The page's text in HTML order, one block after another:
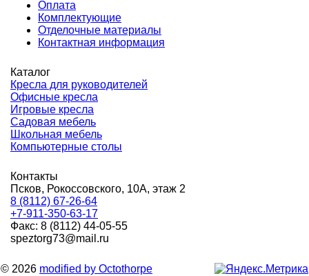
Оплата
Комплектующие
Отделочные материалы
Контактная информация
Каталог
Кресла для руководителей
Офисные кресла
Игровые кресла
Садовая мебель
Школьная мебель
Компьютерные столы
Контакты
Псков, Рокоссовского, 10А, этаж 2
8 (8112) 67-26-64
+7-911-350-63-17
Факс: 8 (8112) 44-05-55
speztorg73@mail.ru
© 2026 modified by Octothorpe